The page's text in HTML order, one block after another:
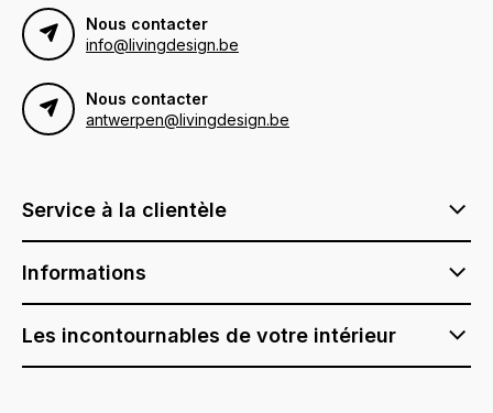
Nous contacter
info@livingdesign.be
Nous contacter
antwerpen@livingdesign.be
Service à la clientèle
Informations
Les incontournables de votre intérieur